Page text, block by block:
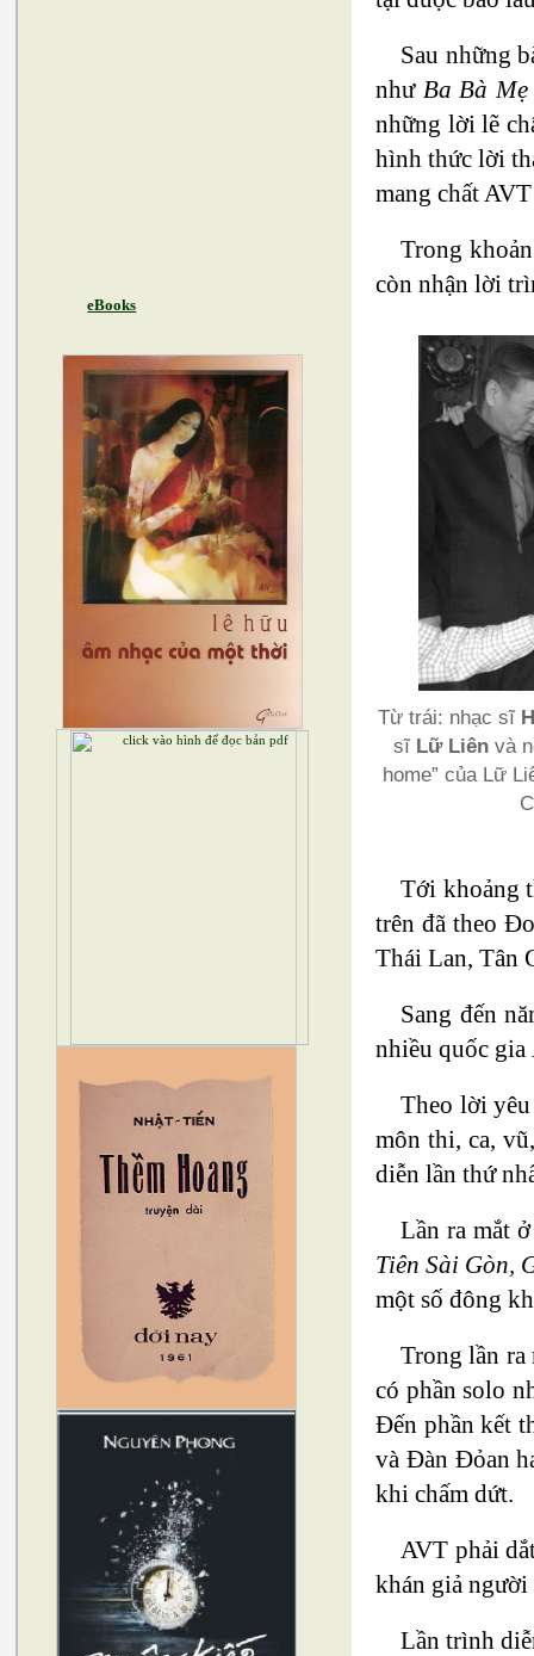
eBooks
Sau những
như Ba Bà
những lời lẽ
hình thức lời
mang chất
Trong
còn nhận lời
Từ trái: nhạc sĩ
sĩ Lữ Liênvà
home” của Lữ
Tới khoảng
trên đã theo
Thái Lan, Tân
Sang đến
nhiều quốc gia
Theo lời yêu
môn thi, ca,
diễn lần thứ
Lần ra mắt
Tiên Sài Gòn,
một số đông
Trong lần ra
có phần solo
Đến phần kết
và Đàn Đỏan
khi chấm dứt.
AVT phải
khán giả người
Lần trình